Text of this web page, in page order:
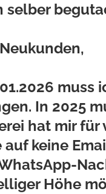
selber
muss
In 2025
hat mir für
auf keine
Höhe